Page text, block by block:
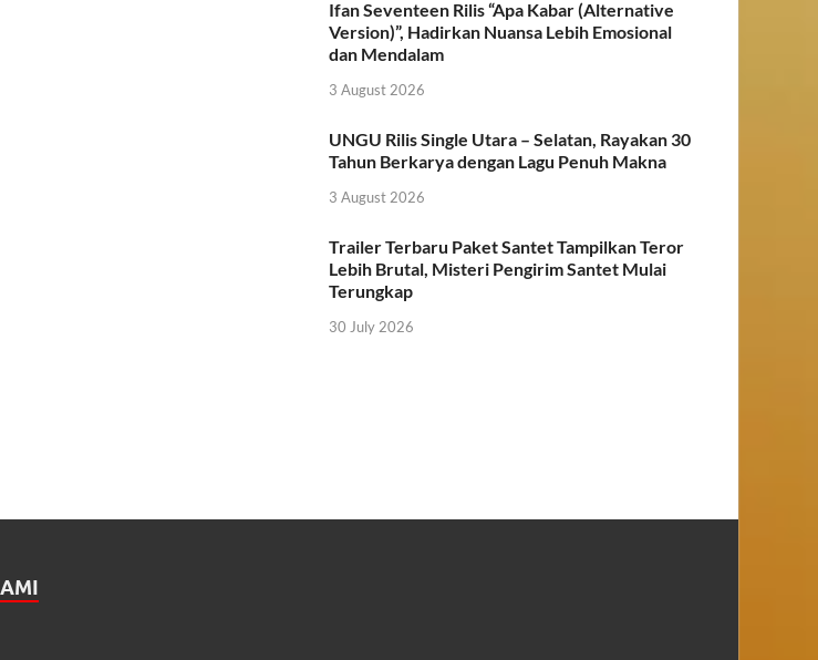
Ifan Seventeen Rilis “Apa Kabar (Alternative
Version)”, Hadirkan Nuansa Lebih Emosional
dan Mendalam
3 August 2026
UNGU Rilis Single Utara – Selatan, Rayakan 30
Tahun Berkarya dengan Lagu Penuh Makna
3 August 2026
Trailer Terbaru Paket Santet Tampilkan Teror
Lebih Brutal, Misteri Pengirim Santet Mulai
Terungkap
30 July 2026